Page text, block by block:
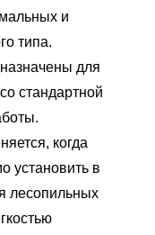
и
типа.
для
стандартной
когда
установить в
лесопильных